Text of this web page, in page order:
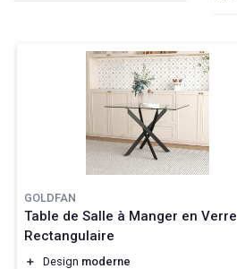
GOLDFAN
Table de Salle à Manger en Verre
Rectangulaire
＋ Design moderne